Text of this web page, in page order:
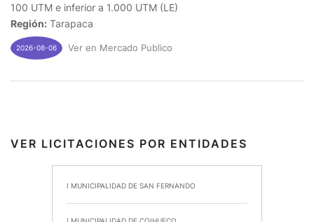
100 UTM e inferior a 1.000 UTM (LE)
Región: Tarapaca
2026-08-06 Ver en Mercado Publico
VER LICITACIONES POR ENTIDADES
I MUNICIPALIDAD DE SAN FERNANDO